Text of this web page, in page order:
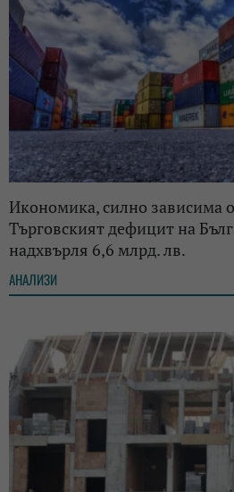
Икономика, силно зависима
Търговският дефицит на
надхвърля 6,6 млрд. лв.
АНАЛИЗИ